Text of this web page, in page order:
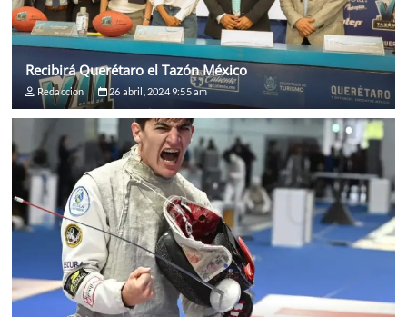
Recibirá Querétaro el Tazón México
Redaccion 26 abril, 2024 9:55 am